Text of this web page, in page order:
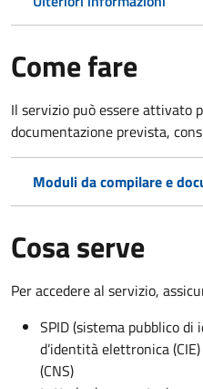
Come fare
Il servizio può essere attivato
documentazione prevista,
Moduli da compilare e
Cosa serve
Per accedere al servizio,
SPID (sistema pubblico
d’identità elettronica
(CNS)